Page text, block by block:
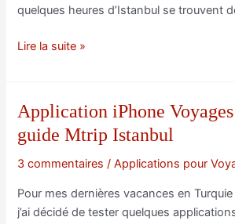
quelques heures d’Istanbul se trouvent
3
à
visiter
en
Cappadoce
Turquie
Lire la suite »
Application iPhone
guide Mtrip Istanbul
3 commentaires /Applications pour
Pour mes dernières vacances en Turquie
j’ai décidé de tester quelques